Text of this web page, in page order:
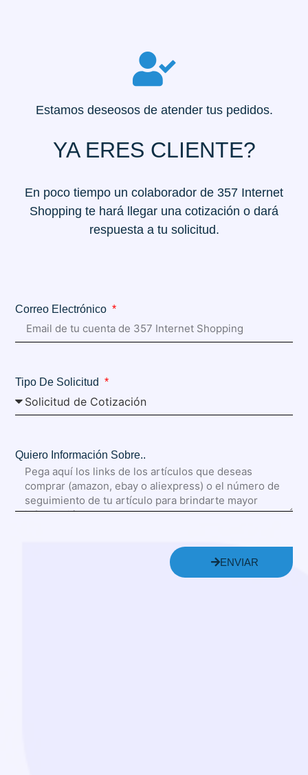
Estamos deseosos de atender tus pedidos.
YA ERES CLIENTE?
En poco tiempo un colaborador de 357 Internet
Shopping te hará llegar una cotización o dará
respuesta a tu solicitud.
Correo Electrónico
Tipo De Solicitud
Quiero Información Sobre..
ENVIAR